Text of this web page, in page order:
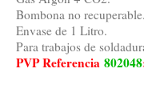
Bombona no recuperable.
Envase de 1 Litro.
Para trabajos de
PVP Referencia 802048